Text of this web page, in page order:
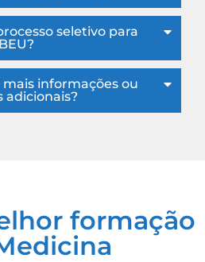
seletivo para
informações ou
adicionais?
formação